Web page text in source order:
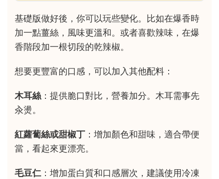
基礎版做好後，你可以玩些變化。比如在爆香時
加一點薑絲，風味更溫和。或者喜歡辣味，在爆
香階段加一根切段的乾辣椒。
想要更豐富的口感，可以加入其他配料：
木耳絲 ：提供脆口對比，營養加分。木耳需事先
汆燙。
紅蘿蔔絲或甜椒丁 ：增加顏色和甜味，適合帶便
當，看起來更漂亮。
毛豆仁 ：增加蛋白質和口感層次，建議使用冷凍